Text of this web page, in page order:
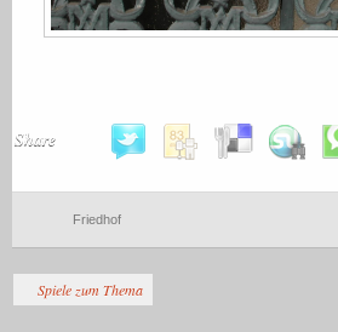
Share
Friedhof
Spiele zum Thema